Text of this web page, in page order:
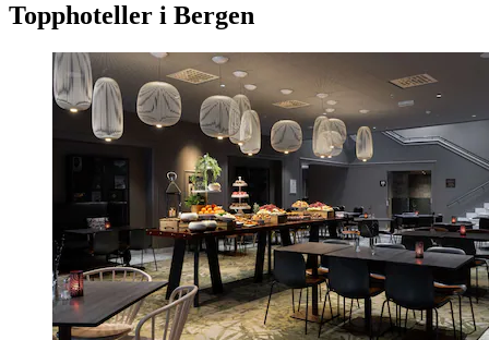
Topphoteller i Bergen